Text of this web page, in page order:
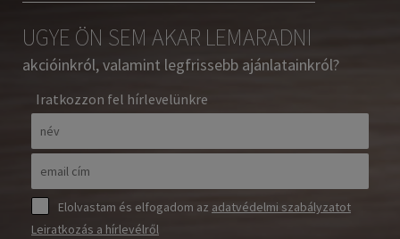
UGYE ÖN SEM AKAR LEMARADNI
akcióinkról, valamint legfrissebb ajánlatainkról?
Iratkozzon fel hírlevelünkre
Elolvastam és elfogadom az adatvédelmi szabályzatot
Leiratkozás a hírlevélről